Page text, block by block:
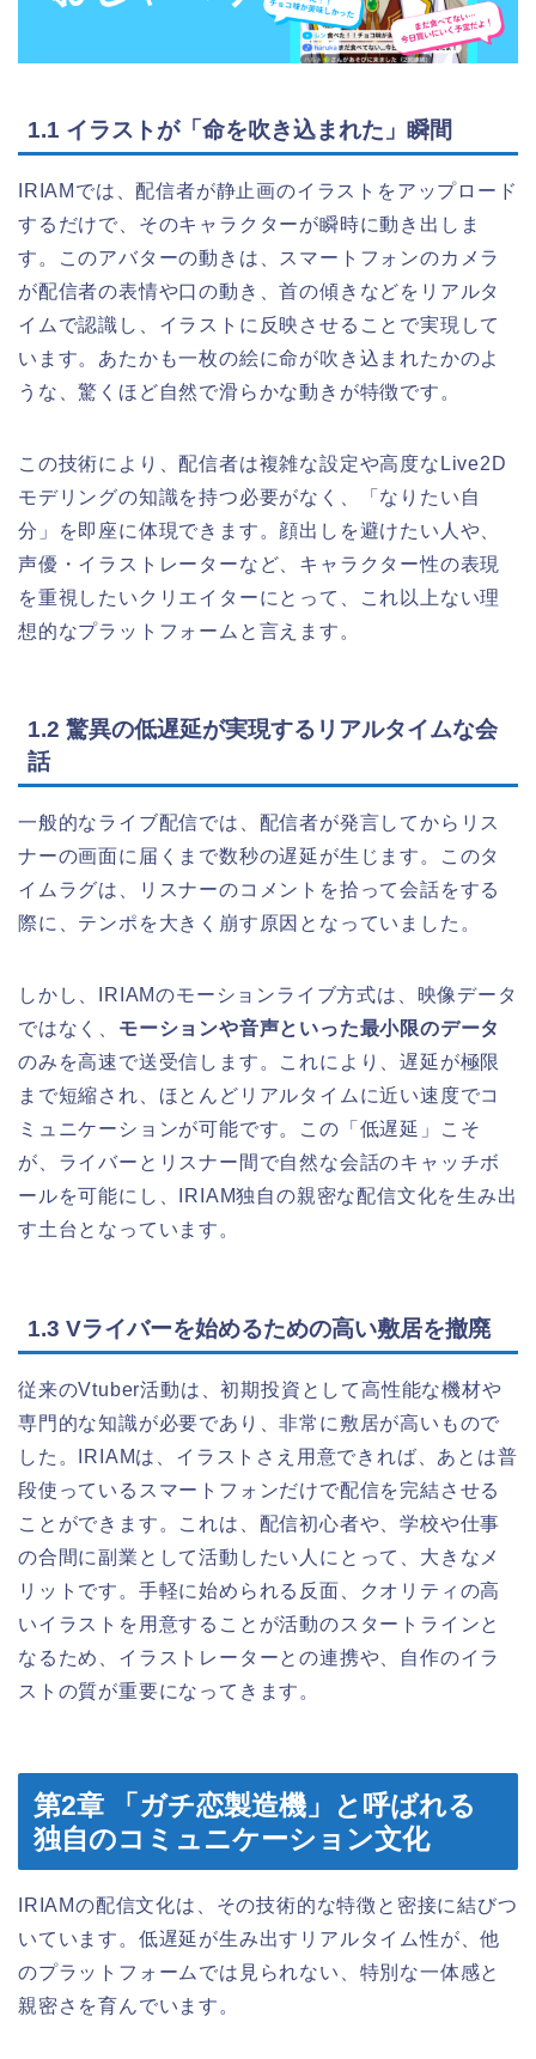
1.1 イラストが「命を吹き込まれた」瞬間
IRIAMでは、配信者が静止画のイラストをアップロード
するだけで、そのキャラクターが瞬時に動き出しま
す。このアバターの動きは、スマートフォンのカメラ
が配信者の表情や口の動き、首の傾きなどをリアルタ
イムで認識し、イラストに反映させることで実現して
います。あたかも一枚の絵に命が吹き込まれたかのよ
うな、驚くほど自然で滑らかな動きが特徴です。
この技術により、配信者は複雑な設定や高度なLive2D
モデリングの知識を持つ必要がなく、「なりたい自
分」を即座に体現できます。顔出しを避けたい人や、
声優・イラストレーターなど、キャラクター性の表現
を重視したいクリエイターにとって、これ以上ない理
想的なプラットフォームと言えます。
1.2 驚異の低遅延が実現するリアルタイムな会
話
一般的なライブ配信では、配信者が発言してからリス
ナーの画面に届くまで数秒の遅延が生じます。このタ
イムラグは、リスナーのコメントを拾って会話をする
際に、テンポを大きく崩す原因となっていました。
しかし、IRIAMのモーションライブ方式は、映像データ
ではなく、 モーションや音声といった最小限のデータ
のみを高速で送受信します。これにより、遅延が極限
まで短縮され、ほとんどリアルタイムに近い速度でコ
ミュニケーションが可能です。この「低遅延」こそ
が、ライバーとリスナー間で自然な会話のキャッチボ
ールを可能にし、IRIAM独自の親密な配信文化を生み出
す土台となっています。
1.3 Vライバーを始めるための高い敷居を撤廃
従来のVtuber活動は、初期投資として高性能な機材や
専門的な知識が必要であり、非常に敷居が高いもので
した。IRIAMは、イラストさえ用意できれば、あとは普
段使っているスマートフォンだけで配信を完結させる
ことができます。これは、配信初心者や、学校や仕事
の合間に副業として活動したい人にとって、大きなメ
リットです。手軽に始められる反面、クオリティの高
いイラストを用意することが活動のスタートラインと
なるため、イラストレーターとの連携や、自作のイラ
ストの質が重要になってきます。
第2章 「ガチ恋製造機」と呼ばれる
独自のコミュニケーション文化
IRIAMの配信文化は、その技術的な特徴と密接に結びつ
いています。低遅延が生み出すリアルタイム性が、他
のプラットフォームでは見られない、特別な一体感と
親密さを育んでいます。